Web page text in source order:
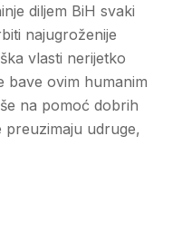
diljem BiH svaki
najugroženije
vlasti nerijetko
bave ovim humanim
na pomoć dobrih
preuzimaju udruge,